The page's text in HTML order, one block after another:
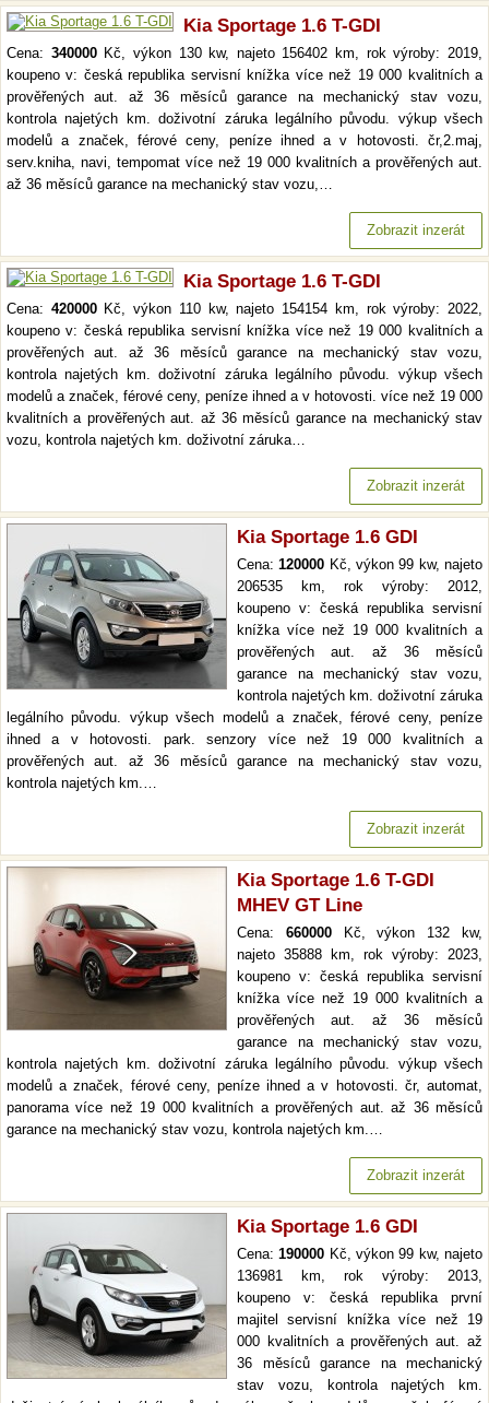
Kia Sportage 1.6 T-GDI
Cena: 340000Kč, výkon 130 kw, najeto 156402 km, rok výroby: 2019,
koupeno v: česká republika servisní knížka více než 19 000 kvalitních a
prověřených aut. až 36 měsíců garance na mechanický stav vozu,
kontrola najetých km. doživotní záruka legálního původu. výkup všech
modelů a značek, férové ceny, peníze ihned a v hotovosti. čr,2.maj,
serv.kniha, navi, tempomat více než 19 000 kvalitních a prověřených aut.
až 36 měsíců garance na mechanický stav vozu,…
Zobrazit inzerát
Kia Sportage 1.6 T-GDI
Cena: 420000Kč, výkon 110 kw, najeto 154154 km, rok výroby: 2022,
koupeno v: česká republika servisní knížka více než 19 000 kvalitních a
prověřených aut. až 36 měsíců garance na mechanický stav vozu,
kontrola najetých km. doživotní záruka legálního původu. výkup všech
modelů a značek, férové ceny, peníze ihned a v hotovosti. více než 19 000
kvalitních a prověřených aut. až 36 měsíců garance na mechanický stav
vozu, kontrola najetých km. doživotní záruka…
Zobrazit inzerát
Kia Sportage 1.6 GDI
Cena:120000 Kč, výkon 99 kw, najeto
206535 km, rok výroby: 2012,
koupeno v: česká republika servisní
knížka více než 19 000 kvalitních a
prověřených aut. až 36 měsíců
garance na mechanický stav vozu,
kontrola najetých km. doživotní záruka
legálního původu. výkup všech modelů a značek, férové ceny, peníze
ihned a v hotovosti. park. senzory více než 19 000 kvalitních a
prověřených aut. až 36 měsíců garance na mechanický stav vozu,
kontrola najetých km.…
Zobrazit inzerát
Kia Sportage 1.6 T-GDI
MHEV GT Line
Cena: 660000Kč, výkon 132 kw,
najeto 35888 km, rok výroby: 2023,
koupeno v: česká republika servisní
knížka více než 19 000 kvalitních a
prověřených aut. až 36 měsíců
garance na mechanický stav vozu,
kontrola najetých km. doživotní záruka legálního původu. výkup všech
modelů a značek, férové ceny, peníze ihned a v hotovosti. čr, automat,
panorama více než 19 000 kvalitních a prověřených aut. až 36 měsíců
garance na mechanický stav vozu, kontrola najetých km.…
Zobrazit inzerát
Kia Sportage 1.6 GDI
Cena:190000 Kč, výkon 99 kw, najeto
136981 km, rok výroby: 2013,
koupeno v: česká republika první
majitel servisní knížka více než 19
000 kvalitních a prověřených aut. až
36 měsíců garance na mechanický
stav vozu, kontrola najetých km.